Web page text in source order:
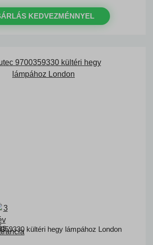
KEDVEZMÉNNYEL
kültéri hegy lámpához London